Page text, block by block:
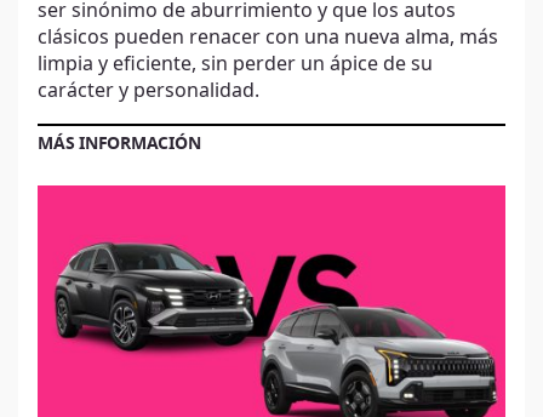
ser sinónimo de aburrimiento y que los autos
clásicos pueden renacer con una nueva alma, más
limpia y eficiente, sin perder un ápice de su
carácter y personalidad.
MÁS INFORMACIÓN